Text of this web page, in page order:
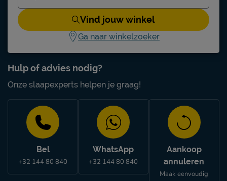
Hulp of advies nodig?
Onze slaapexperts helpen je graag!
Bel
+32 144 80 840
WhatsApp
+32 144 80 840
Aankoop
annuleren
Maak eenvoudig
Vind jouw winkel
Ga naar winkelzoeker